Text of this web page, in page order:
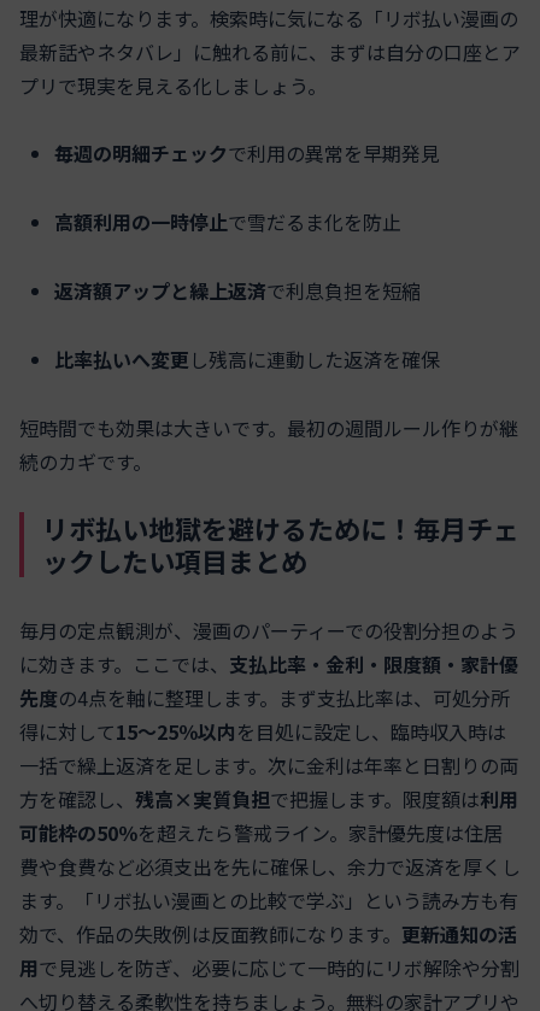
理が快適になります。検索時に気になる「リボ払い漫画の
最新話やネタバレ」に触れる前に、まずは自分の口座とア
プリで現実を見える化しましょう。
毎週の明細チェックで利用の異常を早期発見
高額利用の一時停止で雪だるま化を防止
返済額アップと繰上返済で利息負担を短縮
比率払いへ変更 し残高に連動した返済を確保
短時間でも効果は大きいです。最初の週間ルール作りが継
続のカギです。
リボ払い地獄を避けるために！毎月チェ
ックしたい項目まとめ
毎月の定点観測が、漫画のパーティーでの役割分担のよう
に効きます。ここでは、 支払比率・金利・限度額・家計優
先度の4点を軸に整理します。まず支払比率は、可処分所
得に対して15～25％以内を目処に設定し、臨時収入時は
一括で繰上返済を足します。次に金利は年率と日割りの両
方を確認し、 残高×実質負担で把握します。限度額は利用
可能枠の50％を超えたら警戒ライン。家計優先度は住居
費や食費など必須支出を先に確保し、余力で返済を厚くし
ます。「リボ払い漫画との比較で学ぶ」という読み方も有
効で、作品の失敗例は反面教師になります。 更新通知の活
用で見逃しを防ぎ、必要に応じて一時的にリボ解除や分割
へ切り替える柔軟性を持ちましょう。無料の家計アプリや